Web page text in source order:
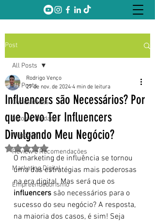
Post
All Posts
Curiosidades
Mitos e Verdades
Negócios
Review e Recomendações
Marketing Digital
Empreendedorismo
All Posts
Influencers são Necessários? Por
que Devo Ter Influencers
Divulgando Meu Negócio?
Rodrigo Venço
27 de nov. de 2024 4 min de leitura
Avaliado com NaN de 5 estrelas.
O marketing de influência se tornou
uma das estratégias mais poderosas
na era digital. Mas será que os
influencers são necessários para o
sucesso do seu negócio? A resposta,
na maioria dos casos, é sim! Seja